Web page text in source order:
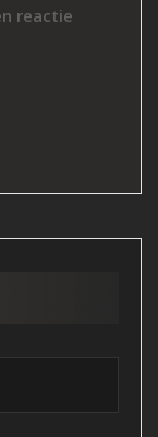
reactie